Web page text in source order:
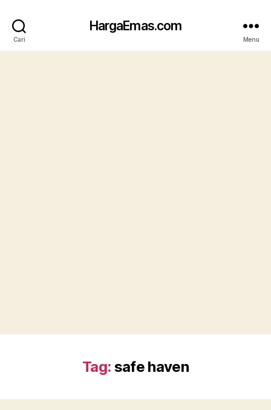
Cari
HargaEmas.com
Menu
Tag: safe haven